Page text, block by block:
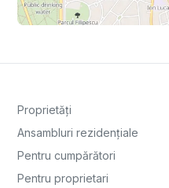
Proprietăți
Ansambluri rezidențiale
Pentru cumpărători
Pentru proprietari